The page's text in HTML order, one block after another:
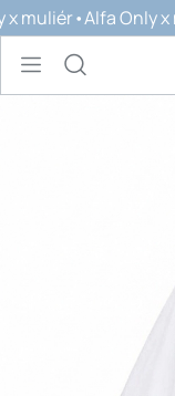
x muliér•Alfa Only x